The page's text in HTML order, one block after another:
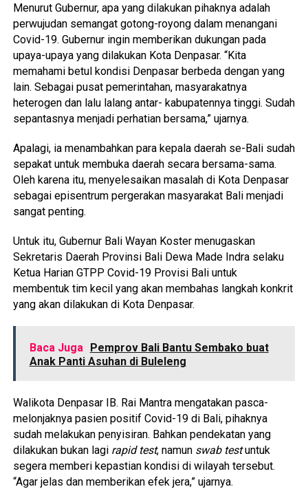
Menurut Gubernur, apa yang dilakukan pihaknya adalah
perwujudan semangat gotong-royong dalam menangani
Covid-19. Gubernur ingin memberikan dukungan pada
upaya-upaya yang dilakukan Kota Denpasar. “Kita
memahami betul kondisi Denpasar berbeda dengan yang
lain. Sebagai pusat pemerintahan, masyarakatnya
heterogen dan lalu lalang antar- kabupatennya tinggi. Sudah
sepantasnya menjadi perhatian bersama,” ujarnya.
Apalagi, ia menambahkan para kepala daerah se-Bali sudah
sepakat untuk membuka daerah secara bersama-sama.
Oleh karena itu, menyelesaikan masalah di Kota Denpasar
sebagai episentrum pergerakan masyarakat Bali menjadi
sangat penting.
Untuk itu, Gubernur Bali Wayan Koster menugaskan
Sekretaris Daerah Provinsi Bali Dewa Made Indra selaku
Ketua Harian GTPP Covid-19 Provisi Bali untuk
membentuk tim kecil yang akan membahas langkah konkrit
yang akan dilakukan di Kota Denpasar.
Baca Juga
Pemprov Bali Bantu Sembako buat
Anak Panti Asuhan di Buleleng
Walikota Denpasar IB. Rai Mantra mengatakan pasca-
melonjaknya pasien positif Covid-19 di Bali, pihaknya
sudah melakukan penyisiran. Bahkan pendekatan yang
dilakukan bukan lagi rapid test, namun swab testuntuk
segera memberi kepastian kondisi di wilayah tersebut.
“Agar jelas dan memberikan efek jera,” ujarnya.